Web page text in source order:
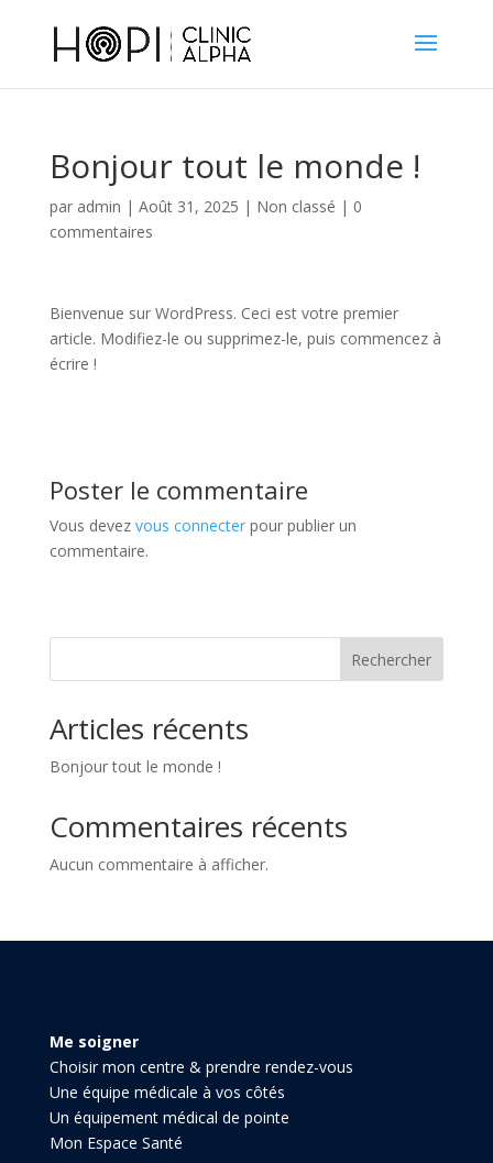
Bonjour tout le monde !
par admin | Août 31, 2025 | Non classé | 0
commentaires
Bienvenue sur WordPress. Ceci est votre premier
article. Modifiez-le ou supprimez-le, puis commencez à
écrire !
Poster le commentaire
Vous devez vous connecterpour publier un
commentaire.
Rechercher
Articles récents
Bonjour tout le monde !
Commentaires récents
Aucun commentaire à afficher.
Me soigner
Choisir mon centre & prendre rendez-vous
Une équipe médicale à vos côtés
Un équipement médical de pointe
Mon Espace Santé